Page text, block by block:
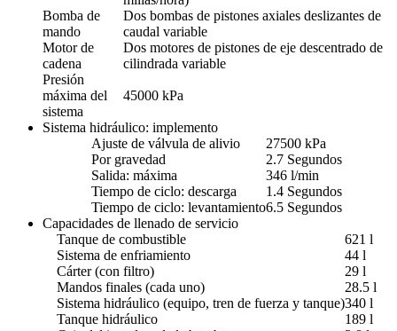
Bomba de
mando
Dos bombas de pistones axiales deslizantes de
caudal variable
Motor de
cadena
Dos motores de pistones de eje descentrado de
cilindrada variable
Presión
máxima del
sistema
45000 kPa
Sistema hidráulico: implemento
Ajuste de válvula de alivio
27500 kPa
Por gravedad
2.7 Segundos
Salida: máxima
346 l/min
Tiempo de ciclo: descarga
1.4 Segundos
Tiempo de ciclo: levantamiento6.5 Segundos
Capacidades de llenado de servicio
Tanque de combustible
621 l
Sistema de enfriamiento
44 l
Cárter (con filtro)
29 l
Mandos finales (cada uno)
28.5 l
Sistema hidráulico (equipo, tren de fuerza y tanque)340 l
Tanque hidráulico
189 l